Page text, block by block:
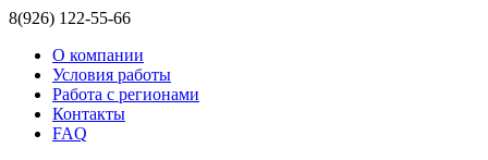
8(926) 122-55-66
О компании
Условия работы
Работа с регионами
Контакты
FAQ